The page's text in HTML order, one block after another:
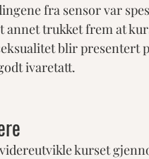
fra sensor var
annet trukket frem at
blir presentert
ivaretatt.
kurset